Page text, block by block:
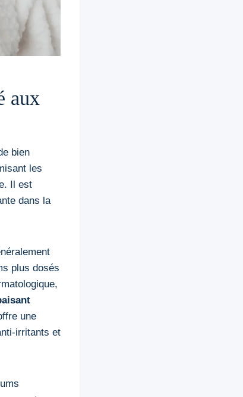
aux
bien
les
Il est
dans la
plus dosés
une
irritants et